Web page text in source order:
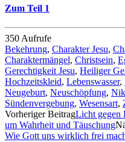
Zum Teil 1
350 Aufrufe
Bekehrung, Charakter Jesu,
Charaktermängel, Christsein,
Gerechtigkeit Jesu, Heiliger
Hochzeitskleid, Lebenswasser,
Neugeburt, Neuschöpfung,
Sündenvergebung, Wesensart,
Vorheriger BeitragLicht gegen
um Wahrheit und Täuschung
Wie Gott uns wirklich frei